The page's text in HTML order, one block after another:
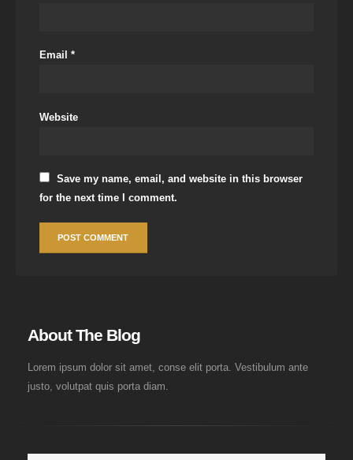
Email *
Website
Save my name, email, and website in this browser
for the next time I comment.
About The Blog
Lorem ipsum dolor sit amet, conse elit porta. Vestibulum ante
justo, volutpat quis porta diam.